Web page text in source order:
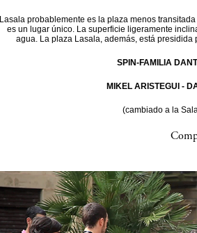
Lasala probablemente es la plaza menos
es un lugar único. La superficie ligeramente
agua. La plaza Lasala, además, está
SPIN-FAMILIA
MIKEL ARISTEGUI -
(cambiado a la